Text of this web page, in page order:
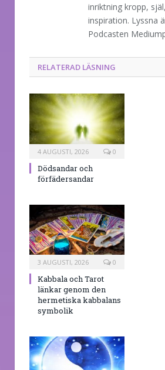
inriktning kropp,
inspiration. Lyssna
Podcasten
RELATERAD LÄSNING
4 AUGUSTI, 2026 0
Dödsandar och
förfädersandar
3 AUGUSTI, 2026 0
Kabbala och Tarot
länkar genom den
hermetiska kabbalans
symbolik